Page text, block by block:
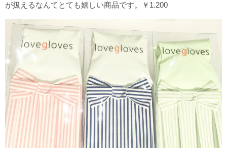
が扱えるなんてとても嬉しい商品です。￥1.200